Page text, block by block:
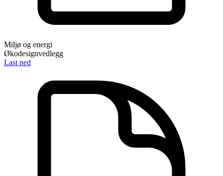
Miljø og energi
Økodesignvedlegg
Last ned